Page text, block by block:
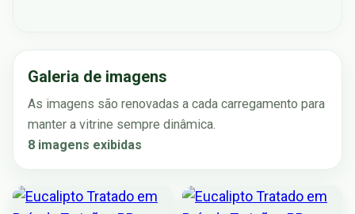
Galeria de imagens
As imagens são renovadas a cada carregamento para
manter a vitrine sempre dinâmica.
8 imagens exibidas